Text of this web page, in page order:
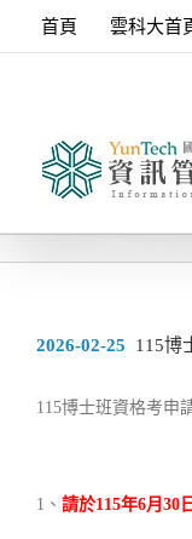
首頁 雲科大首
2026-02-25 115博
115博士班資格考申
1、 請於115年6月30